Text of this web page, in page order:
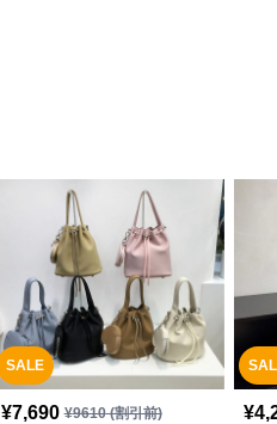
SALE
¥7,690 ¥9610(割引前) ¥